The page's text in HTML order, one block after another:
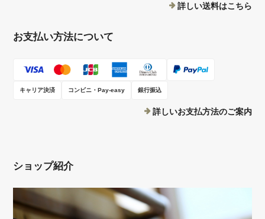
詳しい送料はこちら
お支払い方法について
キャリア決済 コンビニ・Pay-easy 銀行振込
詳しいお支払方法のご案内
ショップ紹介